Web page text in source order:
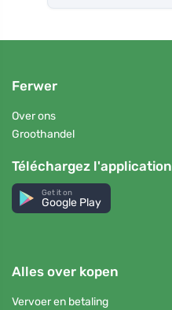
Ferwer
Over ons
Groothandel
Téléchargez l'application
Get it on
Google Play
Alles over kopen
Vervoer en betaling